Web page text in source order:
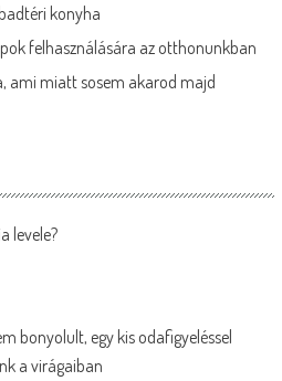
konyha
felhasználására az otthonunkban
ami miatt sosem akarod majd
levele?
bonyolult, egy kis odafigyeléssel
a virágaiban